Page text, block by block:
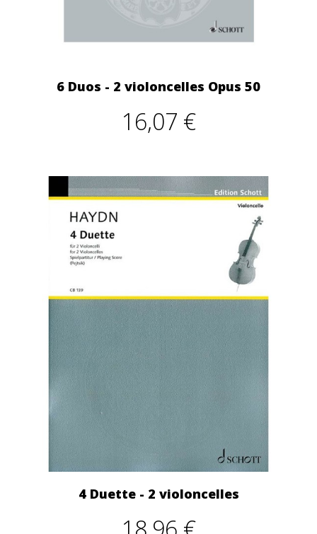
6 Duos - 2 violoncelles Opus 50
16,07 €
4 Duette - 2 violoncelles